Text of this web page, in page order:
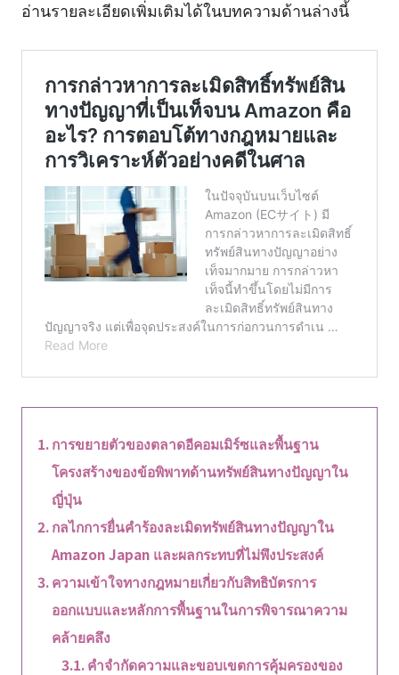
อ่านรายละเอียดเพิ่มเติมได้ในบทความด้านล่างนี้
การขยายตัวของตลาดอีคอมเมิร์ซและพื้นฐาน
โครงสร้างของข้อพิพาทด้านทรัพย์สินทางปัญญาใน
ญี่ปุ่น
กลไกการยื่นคำร้องละเมิดทรัพย์สินทางปัญญาใน
Amazon Japan และผลกระทบที่ไม่พึงประสงค์
ความเข้าใจทางกฎหมายเกี่ยวกับสิทธิบัตรการ
ออกแบบและหลักการพื้นฐานในการพิจารณาความ
คล้ายคลึง
คำจำกัดความและขอบเขตการคุ้มครองของ